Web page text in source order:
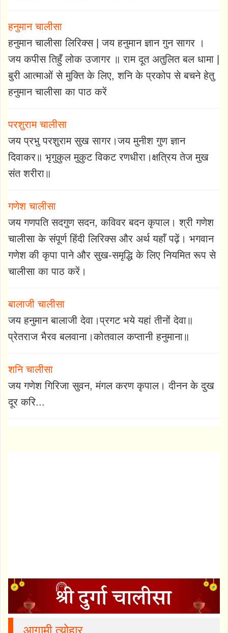
हनुमान चालीसा
हनुमान चालीसा लिरिक्स | जय हनुमान ज्ञान गुन सागर ।
जय कपीस तिहुँ लोक उजागर ॥ राम दूत अतुलित बल धामा |
बुरी आत्माओं से मुक्ति के लिए, शनि के प्रकोप से बचने हेतु
हनुमान चालीसा का पाठ करें
परशुराम चालीसा
जय प्रभु परशुराम सुख सागर।जय मुनीश गुण ज्ञान
दिवाकर॥ भृगुकुल मुकुट विकट रणधीरा।क्षत्रिय तेज मुख
संत शरीरा॥
गणेश चालीसा
जय गणपति सदगुण सदन, कविवर बदन कृपाल। श्री गणेश
चालीसा के संपूर्ण हिंदी लिरिक्स और अर्थ यहाँ पढ़ें। भगवान
गणेश की कृपा पाने और सुख-समृद्धि के लिए नियमित रूप से
चालीसा का पाठ करें।
बालाजी चालीसा
जय हनुमान बालाजी देवा।प्रगट भये यहां तीनों देवा॥
प्रेतराज भैरव बलवाना।कोतवाल कप्तानी हनुमाना॥
शनि चालीसा
जय गणेश गिरिजा सुवन, मंगल करण कृपाल। दीनन के दुख
दूर करि...
आगामी त्योहार